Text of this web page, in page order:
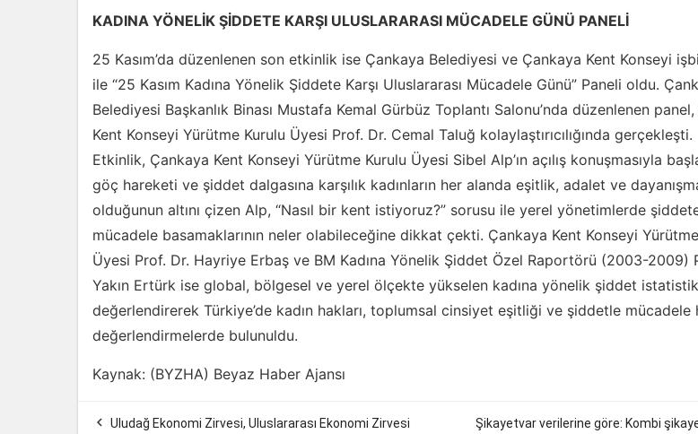
KADINA YÖNELİK ŞİDDETE KARŞI ULUSLARARASI MÜCADELE GÜNÜ PANELİ
25 Kasım’da düzenlenen son etkinlik ise Çankaya Belediyesi ve Çankaya Kent Konseyi
ile “25 Kasım Kadına Yönelik Şiddete Karşı Uluslararası Mücadele Günü” Paneli oldu.
Belediyesi Başkanlık Binası Mustafa Kemal Gürbüz Toplantı Salonu’nda düzenlenen
Kent Konseyi Yürütme Kurulu Üyesi Prof. Dr. Cemal Taluğ kolaylaştırıcılığında gerçekleşti.
Etkinlik, Çankaya Kent Konseyi Yürütme Kurulu Üyesi Sibel Alp’ın açılış konuşmasıyla
göç hareketi ve şiddet dalgasına karşılık kadınların her alanda eşitlik, adalet ve
olduğunun altını çizen Alp, “Nasıl bir kent istiyoruz?” sorusu ile yerel yönetimlerde
mücadele basamaklarının neler olabileceğine dikkat çekti. Çankaya Kent Konseyi
Üyesi Prof. Dr. Hayriye Erbaş ve BM Kadına Yönelik Şiddet Özel Raportörü (2003-2009)
Yakın Ertürk ise global, bölgesel ve yerel ölçekte yükselen kadına yönelik şiddet
değerlendirerek Türkiye’de kadın hakları, toplumsal cinsiyet eşitliği ve şiddetle mücadele
değerlendirmelerde bulunuldu.
Kaynak: (BYZHA) Beyaz Haber Ajansı
 Uludağ Ekonomi Zirvesi, Uluslararası Ekonomi Zirvesi
Şikayetvar verilerine göre: Kombi